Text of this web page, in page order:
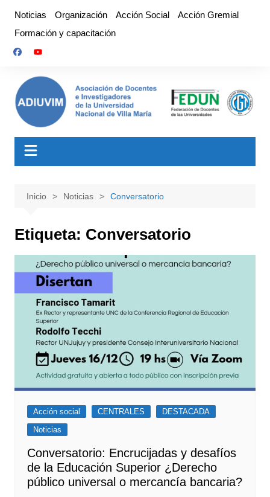
contenido
Noticias Organización Acción Social
Acción Gremial
Formación y capacitación
Inicio Noticias Conversatorio
Etiqueta: Conversatorio
Acción social CENTRALES
DESTACADA
Noticias
Conversatorio: Encrucijadas y desafíos
de la Educación Superior ¿Derecho
público universal o mercancía bancaria?